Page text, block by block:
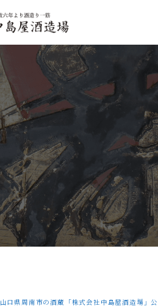
山口県周南市の酒蔵「株式会社中島屋酒造場」公